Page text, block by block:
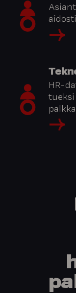
HR-
tueksi